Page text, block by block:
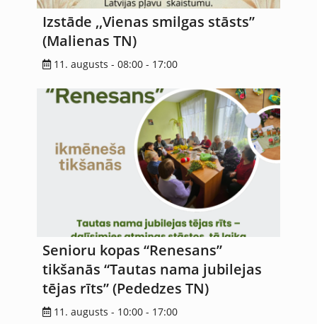
Izstāde ,,Vienas smilgas stāsts”
(Malienas TN)
11. augusts - 08:00 - 17:00
Senioru kopas “Renesans”
tikšanās “Tautas nama jubilejas
tējas rīts” (Pededzes TN)
11. augusts - 10:00 - 17:00